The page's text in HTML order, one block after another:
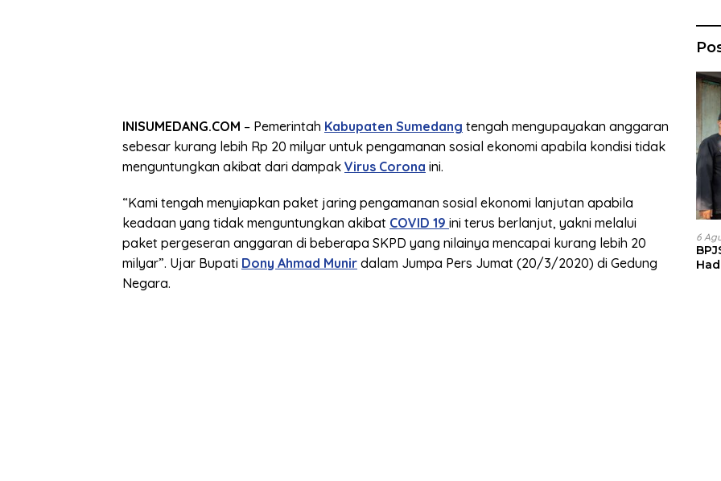
INISUMEDANG.COM – Pemerintah Kabupaten Sumedang tengah mengupayakan anggaran
sebesar kurang lebih Rp 20 milyar untuk pengamanan sosial ekonomi apabila kondisi tidak
menguntungkan akibat dari dampak Virus Corona ini.
“Kami tengah menyiapkan paket jaring pengamanan sosial ekonomi lanjutan apabila
keadaan yang tidak menguntungkan akibat COVID 19 ini terus berlanjut, yakni melalui
paket pergeseran anggaran di beberapa SKPD yang nilainya mencapai kurang lebih 20
milyar”. Ujar Bupati Dony Ahmad Munir dalam Jumpa Pers Jumat (20/3/2020) di Gedung
Negara.
6